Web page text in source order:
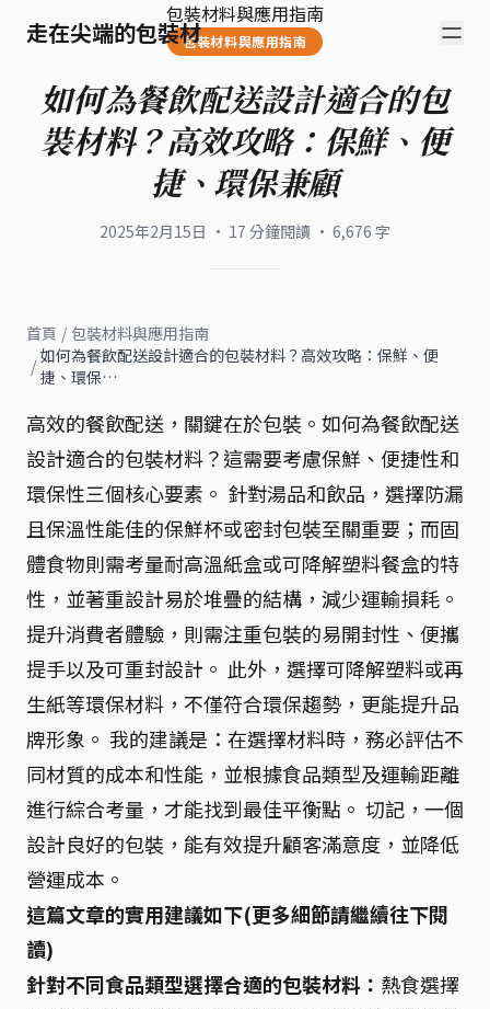
走在尖端的包裝材
包裝材料與應用指南
包裝材料與應用指南
如何為餐飲配送設計適合的包
裝材料？高效攻略：保鮮、便
捷、環保兼顧
2025年2月15日 · 17 分鐘閱讀 · 6,676 字
首頁 / 包裝材料與應用指南
/ 如何為餐飲配送設計適合的包裝材料？高效攻略：保鮮、便
捷、環保…
高效的餐飲配送，關鍵在於包裝。如何為餐飲配送
設計適合的包裝材料？這需要考慮保鮮、便捷性和
環保性三個核心要素。 針對湯品和飲品，選擇防漏
且保溫性能佳的保鮮杯或密封包裝至關重要；而固
體食物則需考量耐高溫紙盒或可降解塑料餐盒的特
性，並著重設計易於堆疊的結構，減少運輸損耗。
提升消費者體驗，則需注重包裝的易開封性、便攜
提手以及可重封設計。 此外，選擇可降解塑料或再
生紙等環保材料，不僅符合環保趨勢，更能提升品
牌形象。 我的建議是：在選擇材料時，務必評估不
同材質的成本和性能，並根據食品類型及運輸距離
進行綜合考量，才能找到最佳平衡點。 切記，一個
設計良好的包裝，能有效提升顧客滿意度，並降低
營運成本。
這篇文章的實用建議如下(更多細節請繼續往下閱
讀)
針對不同食品類型選擇合適的包裝材料： 熱食選擇